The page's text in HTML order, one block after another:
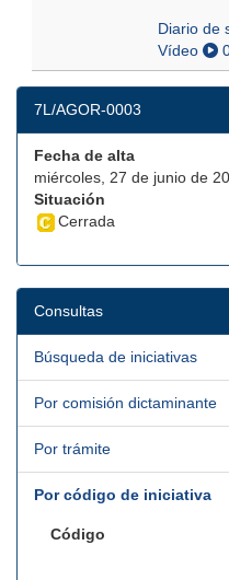
Diario de
Vídeo
7L/AGOR-0003
Fecha de alta
miércoles, 27 de junio de
Situación
Cerrada
Consultas
Búsqueda de iniciativas
Por comisión dictaminante
Por trámite
Por código de iniciativa
Código